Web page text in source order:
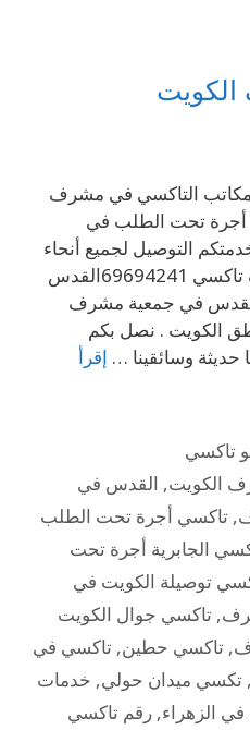
التاكسي في مشرف
ارقام أجرة تحت الطلب في
التوصيل لجميع أنحاء
الكويت . تاكسي في مشرف تاكسي 69694241القدس
في جمعية مشرف
الكويت . نصل بكم
حديثة وسائقينا … إقرأ
الكويت, القدس في
, تاكسي أجرة تحت الطلب
الجابرية أجرة تحت
توصيلة الكويت في
, تاكسي جوال الكويت
, تاكسي حطين, تاكسي في
, تكسي ميدان حولي, خدمات
الزهراء, رقم تاكسي